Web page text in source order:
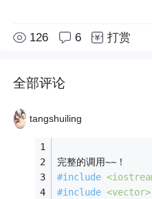
126 6 打赏
全部评论
tangshuiling
完整的调用~~！
#include
#include <vector>